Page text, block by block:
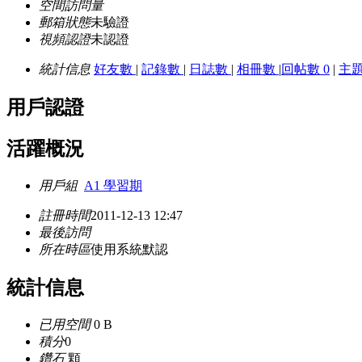
空間訪問量
郵箱狀態未驗證
視頻認證未認證
統計信息 好友數 | 記錄數 | 日誌數 | 相冊數 |回帖數 0 | 主
用戶認證
活躍概況
用戶組 A1 學習期
註冊時間2011-12-13 12:47
最後訪問
所在時區使用系統默認
統計信息
已用空間0 B
積分0
鑽石顆